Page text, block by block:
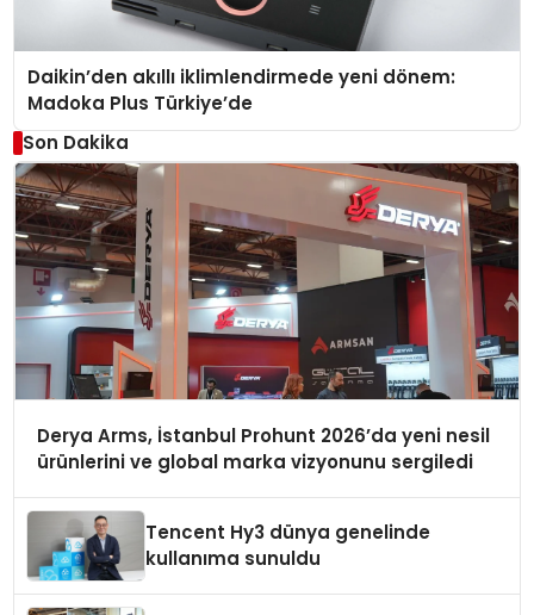
Daikin’den akıllı iklimlendirmede yeni dönem:
Madoka Plus Türkiye’de
Son Dakika
Derya Arms, İstanbul Prohunt 2026’da yeni nesil
ürünlerini ve global marka vizyonunu sergiledi
Tencent Hy3 dünya genelinde
kullanıma sunuldu